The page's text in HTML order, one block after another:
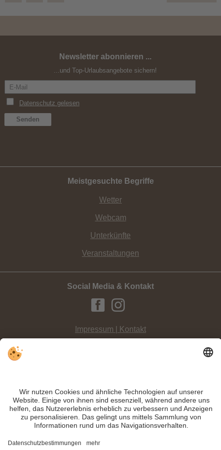
Ferragosto am Pragser Wildsee
Newsletter abonnieren ...
...und Top-Urlaubsangebote sichern!
Meistgesuchte Begriffe
Wetter
Webcam
Unterkünfte
Veranstaltungen
Social Media & Kontakt
Impressum | Kontakt
INFO:DerStoneman Kids ist wie der Stoneman Trail eine große